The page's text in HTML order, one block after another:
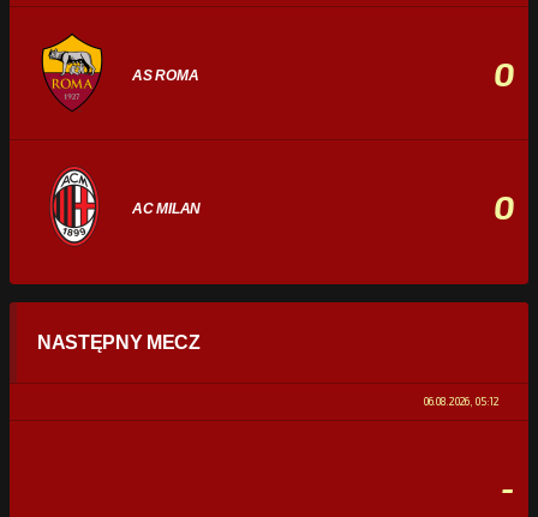
AS ROMA 0
AC MILAN 0
STATYSTYKI
0% 100%
NASTĘPNY MECZ
06.08.2026, 05:12
-